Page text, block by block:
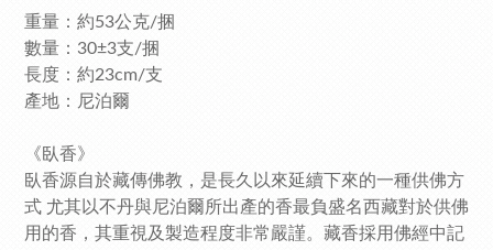
重量：約53公克/捆
數量：30±3支/捆
長度：約23cm/支
產地：尼泊爾
《臥香》
臥香源自於藏傳佛教，是長久以來延續下來的一種供佛方
式 尤其以不丹與尼泊爾所出產的香最負盛名西藏對於供佛
用的香，其重視及製造程度非常嚴謹。藏香採用佛經中記